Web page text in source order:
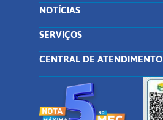
NOTÍCIAS
SERVIÇOS
CENTRAL DE ATENDIMENTO